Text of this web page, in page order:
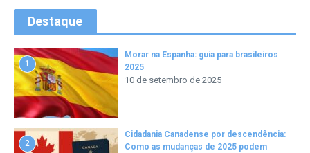
Destaque
1
Morar na Espanha: guia para brasileiros
2025
10 de setembro de 2025
2
Cidadania Canadense por descendência:
Como as mudanças de 2025 podem